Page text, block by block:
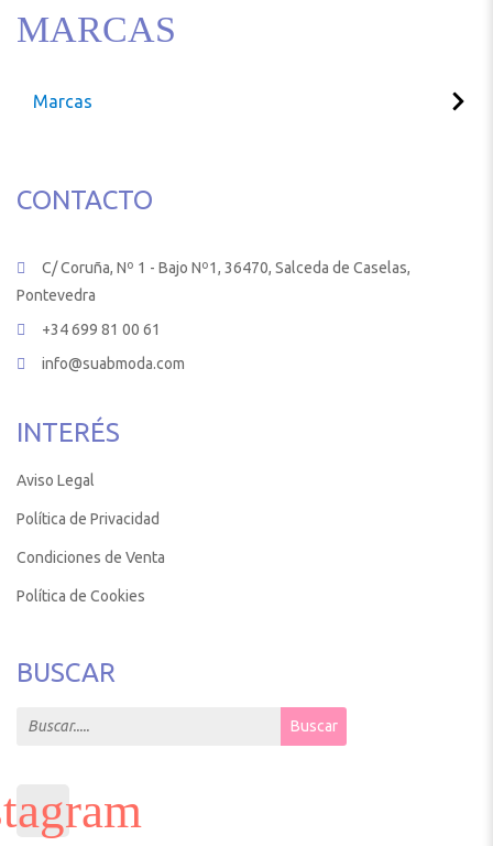
MARCAS
Marcas
CONTACTO
C/ Coruña, Nº 1 - Bajo Nº1, 36470, Salceda de Caselas,
Pontevedra
+34 699 81 00 61
info@suabmoda.com
INTERÉS
Aviso Legal
Política de Privacidad
Condiciones de Venta
Política de Cookies
BUSCAR
Search for: Buscar